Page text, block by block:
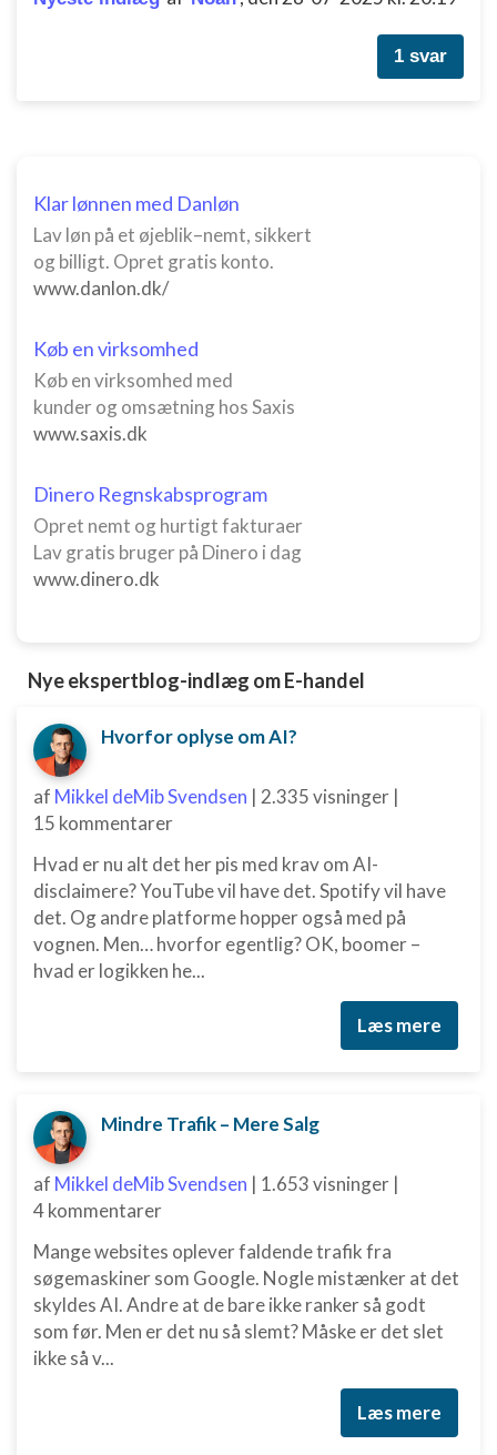
1 svar
Klar lønnen med Danløn
Lav løn på et øjeblik–nemt, sikkert
og billigt. Opret gratis konto.
www.danlon.dk/
Køb en virksomhed
Køb en virksomhed med
kunder og omsætning hos Saxis
www.saxis.dk
Dinero Regnskabsprogram
Opret nemt og hurtigt fakturaer
Lav gratis bruger på Dinero i dag
www.dinero.dk
Nye ekspertblog-indlæg om E-handel
Hvorfor oplyse om AI?
af Mikkel deMib Svendsen | 2.335 visninger |
15 kommentarer
Hvad er nu alt det her pis med krav om AI-
disclaimere? YouTube vil have det. Spotify vil have
det. Og andre platforme hopper også med på
vognen. Men… hvorfor egentlig? OK, boomer –
hvad er logikken he...
Læs mere
Mindre Trafik – Mere Salg
af Mikkel deMib Svendsen | 1.653 visninger |
4 kommentarer
Mange websites oplever faldende trafik fra
søgemaskiner som Google. Nogle mistænker at det
skyldes AI. Andre at de bare ikke ranker så godt
som før. Men er det nu så slemt? Måske er det slet
ikke så v...
Læs mere
Annoncering / marketing